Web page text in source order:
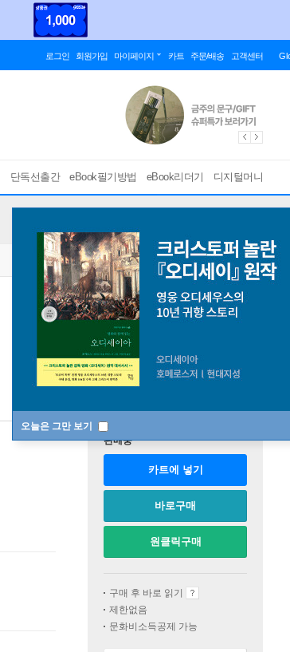
로그인 회원가입 마이페이지 카트 주문/배송 고객센터
단독선출간 eBook필기방법 eBook리더기 디지털머니
오늘은 그만 보기
판매중
카트에 넣기
바로구매
원클릭구매
구매 후 바로 읽기
제한없음
문화비소득공제 가능